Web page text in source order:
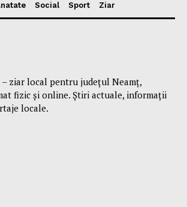
Social Sport Ziar
– ziar local pentru județul Neamț,
fizic și online. Știri actuale, informații
locale.